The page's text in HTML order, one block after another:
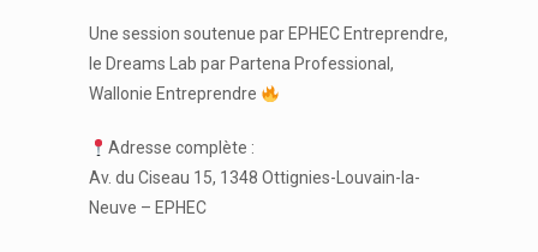
Une session soutenue par EPHEC Entreprendre,
le Dreams Lab par Partena Professional,
Wallonie Entreprendre
Adresse complète :
Av. du Ciseau 15, 1348 Ottignies-Louvain-la-
Neuve – EPHEC